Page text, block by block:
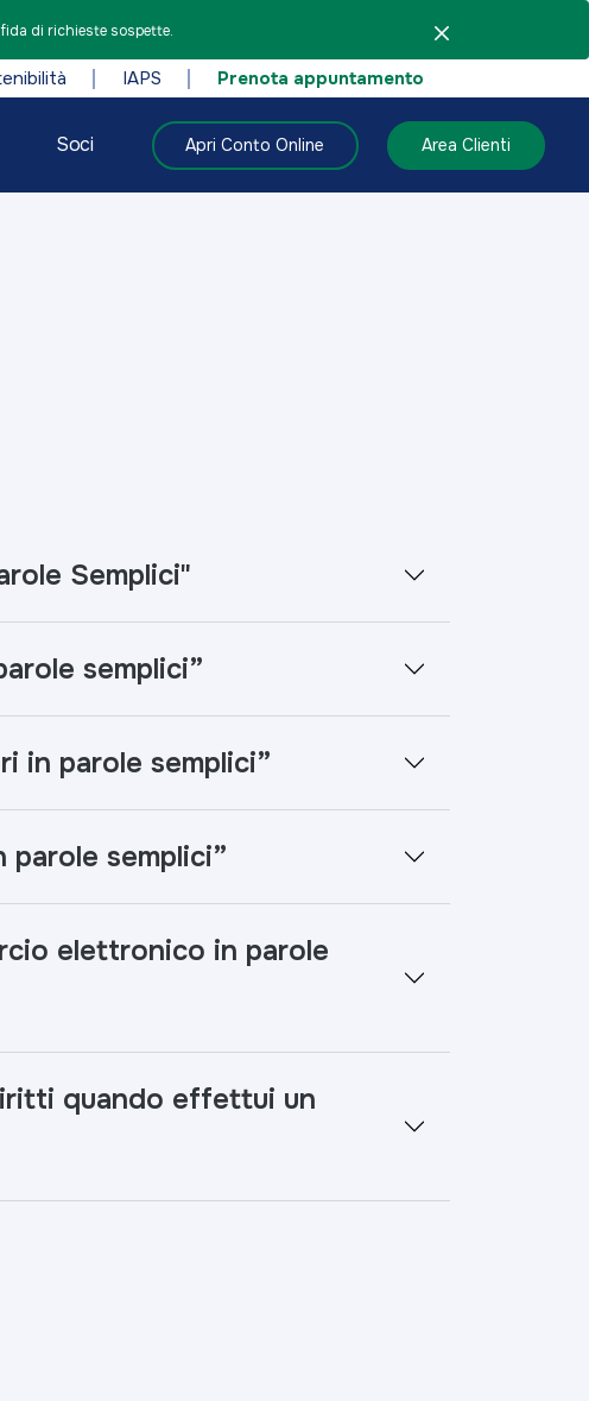
di richieste sospette.
IAPS Prenota appuntamento
Soci Apri Conto Online Area Clienti
Semplici"
semplici”
in parole semplici”
parole semplici”
elettronico in parole